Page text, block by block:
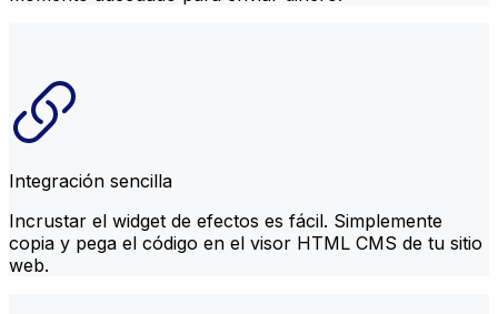
Integración sencilla
Incrustar el widget de efectos es fácil. Simplemente
copia y pega el código en el visor HTML CMS de tu sitio
web.